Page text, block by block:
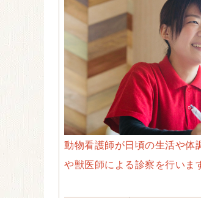
動物看護師が日頃の生活や体
や獣医師による診察を行いま